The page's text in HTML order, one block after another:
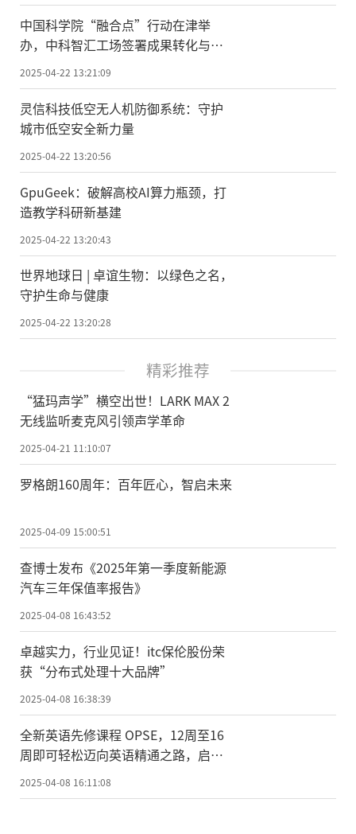
中国科学院“融合点”行动在津举
办，中科智汇工场签署成果转化与技
术合作协议
2025-04-22 13:21:09
灵信科技低空无人机防御系统：守护
城市低空安全新力量
2025-04-22 13:20:56
GpuGeek：破解高校AI算力瓶颈，打
造教学科研新基建
2025-04-22 13:20:43
世界地球日 | 卓谊生物：以绿色之名，
守护生命与健康
2025-04-22 13:20:28
精彩推荐
“猛玛声学”横空出世！LARK MAX 2
无线监听麦克风引领声学革命
2025-04-21 11:10:07
罗格朗160周年：百年匠心，智启未来
2025-04-09 15:00:51
查博士发布《2025年第一季度新能源
汽车三年保值率报告》
2025-04-08 16:43:52
卓越实力，行业见证！itc保伦股份荣
获“分布式处理十大品牌”
2025-04-08 16:38:39
全新英语先修课程 OPSE，12周至16
周即可轻松迈向英语精通之路，启程
2025-04-08 16:11:08